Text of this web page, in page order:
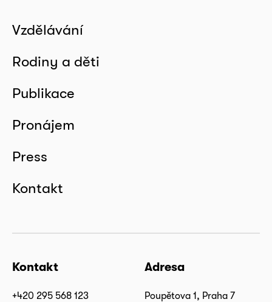
Vzdělávání
Rodiny a děti
Publikace
Pronájem
Press
Kontakt
Kontakt
+420 295 568 123
Adresa
Poupětova 1, Praha 7